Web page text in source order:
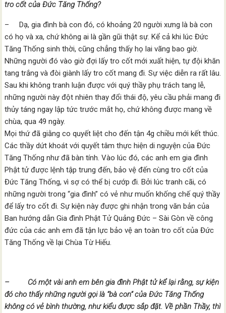
tro cốt của Đức Tăng Thống?
– Dạ, gia đình bà con đó, có khoảng 20 người xưng là bà con
có họ và xa, chứ không ai là gần gũi thật sự. Kể cả khi lúc Đức
Tăng Thống sinh thời, cũng chẳng thấy họ lai vãng bao giờ.
Những người đó vào giờ đợi lấy tro cốt mới xuất hiện, tự đội khăn
tang trắng và đòi giành lấy tro cốt mang đi. Sự việc diễn ra rất lâu.
Sau khi không tranh luận được với quý thầy phụ trách tang lễ,
những người này đột nhiên thay đổi thái độ, yêu cầu phải mang đi
thủy táng ngay lập tức trước mắt họ, chứ không được mang về
chùa, qua 49 ngày.
Mọi thứ đã giằng co quyết liệt cho đến tận 4g chiều mới kết thúc.
Các thầy dứt khoát với quyết tâm thực hiện di nguyện của Đức
Tăng Thống như đã bàn tính. Vào lúc đó, các anh em gia đình
Phật tử được lệnh tập trung đến, bảo vệ đến cùng tro cốt của
Đức Tăng Thống, vì sợ có thể bị cướp đi. Bởi lúc tranh cãi, có
những người trong “gia đình” có vẻ như muốn khống chế quý thầy
để lấy tro cốt đi. Sự kiện này được ghi nhận trong văn bản của
Ban hướng dẫn Gia đình Phật Tử Quảng Đức – Sài Gòn về công
đức của các anh em đã tận lực bảo vệ an toàn tro cốt của Đức
Tăng Thống về lại Chùa Từ Hiếu.
– Có một vài anh em bên gia đình Phật tử kể lại rằng, sự kiện
đó cho thấy những người gọi là “bà con” của Đức Tăng Thống
không có vẻ bình thường, như kiểu được sắp đặt. Về phần Thầy, thì